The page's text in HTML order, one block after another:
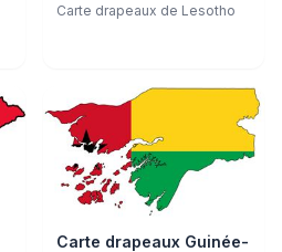
Carte drapeaux de Lesotho
Carte drapeaux Guinée-